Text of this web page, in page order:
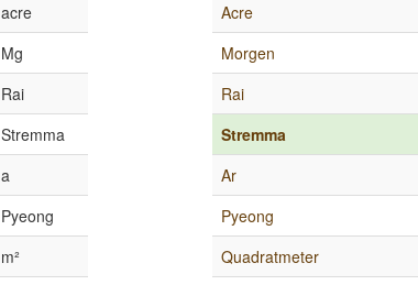
acre
Mg
Rai
Stremma
a
Pyeong
m²
Acre
Morgen
Rai
Stremma
Ar
Pyeong
Quadratmeter